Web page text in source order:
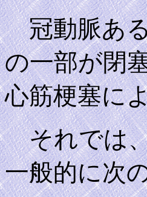
冠動脈ある
の一部が閉
心筋梗塞に
それでは、
一般的に次